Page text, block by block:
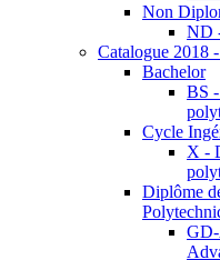
Non
ND
Catalogue 2018
Bachelor
BS
Cycle
X -
Diplôme